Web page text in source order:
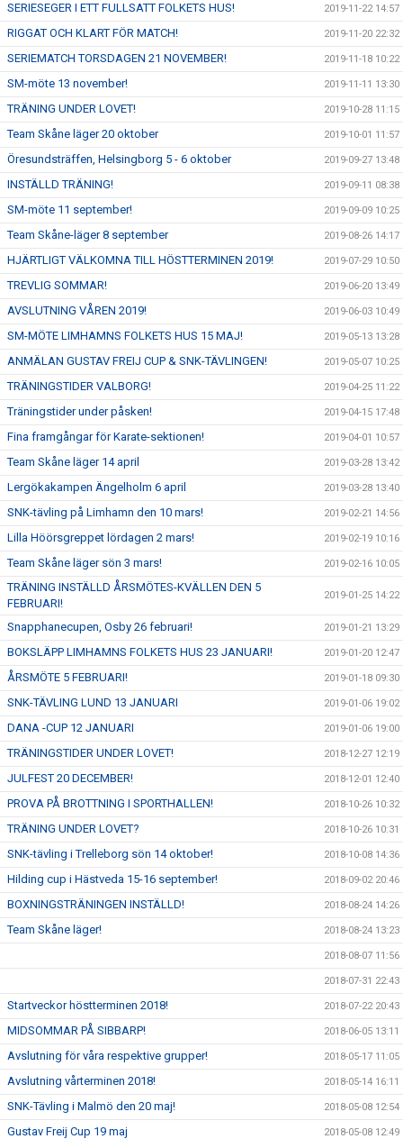
SERIESEGER I ETT FULLSATT FOLKETS HUS! 2019-11-22 14:57
RIGGAT OCH KLART FÖR MATCH! 2019-11-20 22:32
SERIEMATCH TORSDAGEN 21 NOVEMBER! 2019-11-18 10:22
SM-möte 13 november! 2019-11-11 13:30
TRÄNING UNDER LOVET! 2019-10-28 11:15
Team Skåne läger 20 oktober 2019-10-01 11:57
Öresundsträffen, Helsingborg 5 - 6 oktober 2019-09-27 13:48
INSTÄLLD TRÄNING! 2019-09-11 08:38
SM-möte 11 september! 2019-09-09 10:25
Team Skåne-läger 8 september 2019-08-26 14:17
HJÄRTLIGT VÄLKOMNA TILL HÖSTTERMINEN 2019! 2019-07-29 10:50
TREVLIG SOMMAR! 2019-06-20 13:49
AVSLUTNING VÅREN 2019! 2019-06-03 10:49
SM-MÖTE LIMHAMNS FOLKETS HUS 15 MAJ! 2019-05-13 13:28
ANMÄLAN GUSTAV FREIJ CUP & SNK-TÄVLINGEN! 2019-05-07 10:25
TRÄNINGSTIDER VALBORG! 2019-04-25 11:22
Träningstider under påsken! 2019-04-15 17:48
Fina framgångar för Karate-sektionen! 2019-04-01 10:57
Team Skåne läger 14 april 2019-03-28 13:42
Lergökakampen Ängelholm 6 april 2019-03-28 13:40
SNK-tävling på Limhamn den 10 mars! 2019-02-21 14:56
Lilla Höörsgreppet lördagen 2 mars! 2019-02-19 10:16
Team Skåne läger sön 3 mars! 2019-02-16 10:05
TRÄNING INSTÄLLD ÅRSMÖTES-KVÄLLEN DEN 5
FEBRUARI!
2019-01-25 14:22
Snapphanecupen, Osby 26 februari! 2019-01-21 13:29
BOKSLÄPP LIMHAMNS FOLKETS HUS 23 JANUARI! 2019-01-20 12:47
ÅRSMÖTE 5 FEBRUARI! 2019-01-18 09:30
SNK-TÄVLING LUND 13 JANUARI 2019-01-06 19:02
DANA -CUP 12 JANUARI 2019-01-06 19:00
TRÄNINGSTIDER UNDER LOVET! 2018-12-27 12:19
JULFEST 20 DECEMBER! 2018-12-01 12:40
PROVA PÅ BROTTNING I SPORTHALLEN! 2018-10-26 10:32
TRÄNING UNDER LOVET? 2018-10-26 10:31
SNK-tävling i Trelleborg sön 14 oktober! 2018-10-08 14:36
Hilding cup i Hästveda 15-16 september! 2018-09-02 20:46
BOXNINGSTRÄNINGEN INSTÄLLD! 2018-08-24 14:26
Team Skåne läger! 2018-08-24 13:23
2018-08-07 11:56
2018-07-31 22:43
Startveckor höstterminen 2018! 2018-07-22 20:43
MIDSOMMAR PÅ SIBBARP! 2018-06-05 13:11
Avslutning för våra respektive grupper! 2018-05-17 11:05
Avslutning vårterminen 2018! 2018-05-14 16:11
SNK-Tävling i Malmö den 20 maj! 2018-05-08 12:54
Gustav Freij Cup 19 maj 2018-05-08 12:49